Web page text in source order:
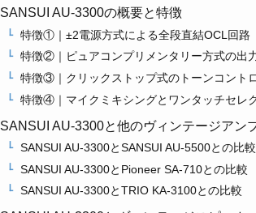
SANSUI AU-3300の概要と特徴
特徴①｜±2電源方式による全段直結OCL回路
特徴②｜ピュアコンプリメンタリー方式の出
特徴③｜クリックストップ式のトーンコント
特徴④｜マイクミキシングとワンタッチセレ
SANSUI AU-3300と他のヴィンテージアン
SANSUI AU-3300とSANSUI AU-5500との比較
SANSUI AU-3300とPioneer SA-710との比較
SANSUI AU-3300とTRIO KA-3100との比較